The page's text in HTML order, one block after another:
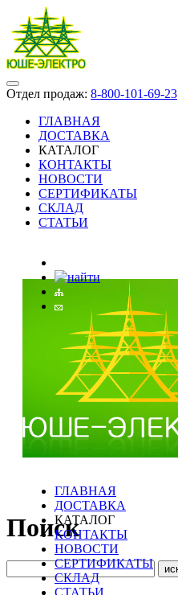
Отдел продаж: 8-800-101-69-23
ГЛАВНАЯ
ДОСТАВКА
КАТАЛОГ
КОНТАКТЫ
НОВОСТИ
СЕРТИФИКАТЫ
СКЛАД
СТАТЬИ
ГЛАВНАЯ
ДОСТАВКА
КАТАЛОГ
КОНТАКТЫ
НОВОСТИ
СЕРТИФИКАТЫ
СКЛАД
СТАТЬИ
Поиск